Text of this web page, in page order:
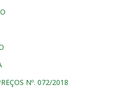
Nº. 072/2018